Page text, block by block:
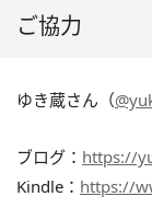
ご協力
ゆき蔵さん（
ブログ： https://
Kindle： https://